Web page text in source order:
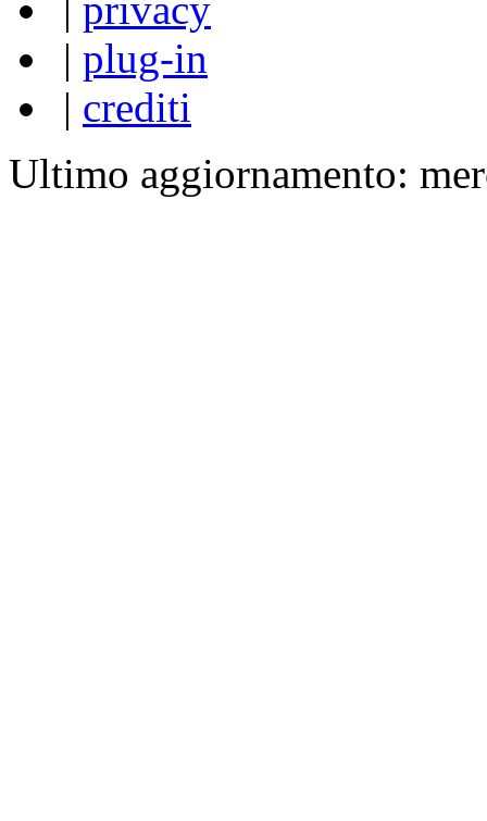
| plug-in
| crediti
Ultimo aggiornamento: